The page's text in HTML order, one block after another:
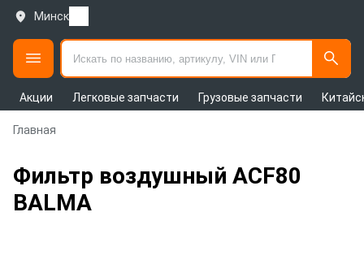
Минск
Акции Легковые запчасти Грузовые запчасти
Главная
Фильтр воздушный ACF80
BALMA